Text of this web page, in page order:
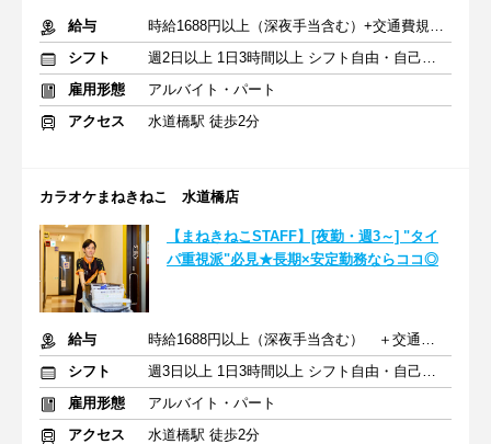
給与
時給1688円以上（深夜手当含む）+交通費規定支給
シフト
週2日以上 1日3時間以上 シフト自由・自己申告
雇用形態
アルバイト・パート
アクセス
水道橋駅 徒歩2分
カラオケまねきねこ 水道橋店
【まねきねこSTAFF】[夜勤・週3～] "タイ
パ重視派"必見★長期×安定勤務ならココ◎
給与
時給1688円以上（深夜手当含む） ＋交通費支給
シフト
週3日以上 1日3時間以上 シフト自由・自己申告
雇用形態
アルバイト・パート
アクセス
水道橋駅 徒歩2分